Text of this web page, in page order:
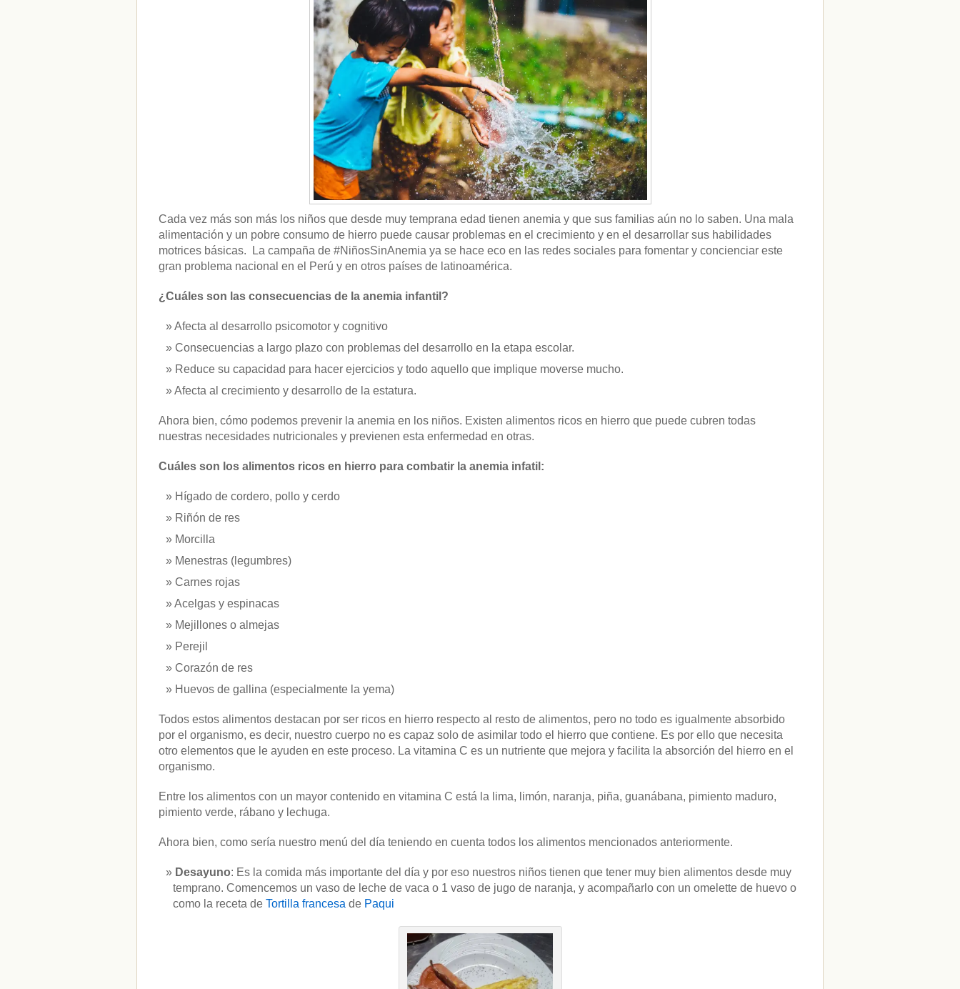
" ALT="RSS" /> SUSCRÍBETE
Cada vez más son más los niños que desde muy temprana edad tienen anemia y que sus familias aún no lo saben. Una mala
alimentación y un pobre consumo de hierro puede causar problemas en el crecimiento y en el desarrollar sus habilidades
motrices básicas. La campaña de #NiñosSinAnemia ya se hace eco en las redes sociales para fomentar y concienciar este
gran problema nacional en el Perú y en otros países de latinoamérica.
¿Cuáles son las consecuencias de la anemia infantil?
Afecta al desarrollo psicomotor y cognitivo
Consecuencias a largo plazo con problemas del desarrollo en la etapa escolar.
Reduce su capacidad para hacer ejercicios y todo aquello que implique moverse mucho.
Afecta al crecimiento y desarrollo de la estatura.
Ahora bien, cómo podemos prevenir la anemia en los niños. Existen alimentos ricos en hierro que puede cubren todas
nuestras necesidades nutricionales y previenen esta enfermedad en otras.
Cuáles son los alimentos ricos en hierro para combatir la anemia infatil:
Hígado de cordero, pollo y cerdo
Riñón de res
Morcilla
Menestras (legumbres)
Carnes rojas
Acelgas y espinacas
Mejillones o almejas
Perejil
Corazón de res
Huevos de gallina (especialmente la yema)
Todos estos alimentos destacan por ser ricos en hierro respecto al resto de alimentos, pero no todo es igualmente absorbido
por el organismo, es decir, nuestro cuerpo no es capaz solo de asimilar todo el hierro que contiene. Es por ello que necesita
otro elementos que le ayuden en este proceso. La vitamina C es un nutriente que mejora y facilita la absorción del hierro en el
organismo.
Entre los alimentos con un mayor contenido en vitamina C está la lima, limón, naranja, piña, guanábana, pimiento maduro,
pimiento verde, rábano y lechuga.
Ahora bien, como sería nuestro menú del día teniendo en cuenta todos los alimentos mencionados anteriormente.
Desayuno: Es la comida más importante del día y por eso nuestros niños tienen que tener muy bien alimentos desde muy
temprano. Comencemos un vaso de leche de vaca o 1 vaso de jugo de naranja, y acompañarlo con un omelette de huevo o
como la receta de Tortilla francesa de Paqui